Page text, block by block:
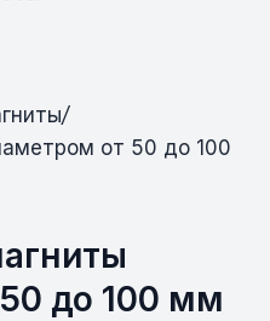
/
от 50 до 100
до 100 мм